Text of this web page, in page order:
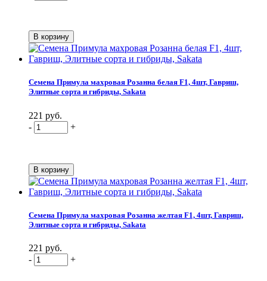
Семена Примула махровая Розанна белая F1, 4шт, Гавриш,
Элитные сорта и гибриды, Sakata
221 руб.
-
+
Семена Примула махровая Розанна желтая F1, 4шт, Гавриш,
Элитные сорта и гибриды, Sakata
221 руб.
-
+